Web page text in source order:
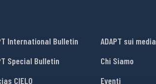
International Bulletin
Special Bulletin
CIELO
ADAPT sui media
Chi Siamo
Eventi